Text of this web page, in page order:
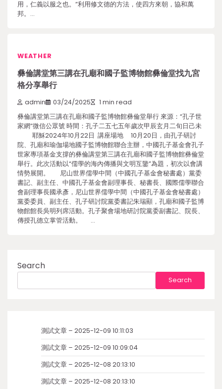
用，仁義以服之也。”利用修文德的方法，使四方來朝，協和萬
邦。…
WEATHER
彝倫講堂第三講在孔廟和國子監博物館彝倫堂找九宮
格分享舉行
admin 03/24/2025 1 min read
彝倫講堂第三講在孔廟和國子監博物館彝倫堂舉行 來源：“孔子世
家網”微信公眾號 時間：孔子二五七五年歲次甲辰玄月二旬日己未
耶穌2024年10月22日 講座場地 10月20日，由孔子研討
院、孔廟和瑜伽場地國子監博物館聯合主辦，中國孔子基金會孔子
世家專項基金支撐的彝倫講堂第三講在孔廟和國子監博物館彝倫堂
舉行。此次活動以“儒學的海內傳播與文明互鑒”為題，初次以會講
情勢展開。 尼山世界儒學中間（中國孔子基金會秘書處）黨委
書記、副主任、中國孔子基金會副理事長、秘書長、國際儒學聯合
會副理事長國承彥，尼山世界儒學中間（中國孔子基金會秘書處）
黨委委員、副主任、孔子研討院黨委書記朱瑞顯，孔廟和國子監博
物館館長吳明列席活動。孔子聚會場地研討院黨委副書記、院長、
傳授孔德立掌管活動。 …
Search
Search
測試文章 – 2025-12-09 10:11:03
測試文章 – 2025-12-09 10:09:04
測試文章 – 2025-12-08 20:13:10
測試文章 – 2025-12-08 20:13:10